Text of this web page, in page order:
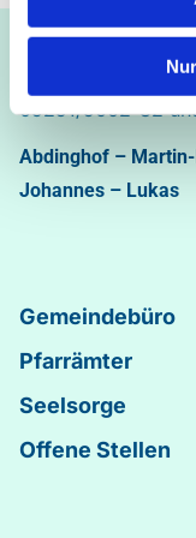
Ev.-luth.
Bastfelder Weg
05251/5002-32
Abdinghof –
Johannes – Lukas
Gemeindebüro
Pfarrämter
Seelsorge
Offene Stellen